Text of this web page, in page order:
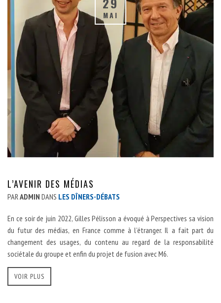
MAI
L’AVENIR DES MÉDIAS
PARADMIN DANS LES DÎNERS-DÉBATS
En ce soir de juin 2022, Gilles Pélisson a évoqué à Perspectives sa vision
du futur des médias, en France comme à l’étranger. Il a fait part du
changement des usages, du contenu au regard de la responsabilité
sociétale du groupe et enfin du projet de fusion avec M6.
VOIR PLUS